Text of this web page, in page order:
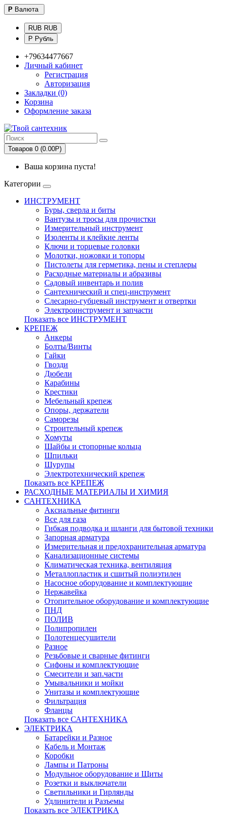
Р Валюта
RUB RUB
Р Рубль
+79634477667
Личный кабинет
Регистрация
Авторизация
Закладки (0)
Корзина
Оформление заказа
Товаров 0 (0.00Р)
Ваша корзина пуста!
Категории
ИНСТРУМЕНТ
Буры, сверла и биты
Вантузы и тросы для прочистки
Измерительный инструмент
Изоленты и клейкие ленты
Ключи и торцевые головки
Молотки, ножовки и топоры
Пистолеты для герметика, пены и степлеры
Расходные материалы и абразивы
Садовый инвентарь и полив
Сантехнический и спец-инструмент
Слесарно-губцевый инструмент и отвертки
Электроинструмент и запчасти
Показать все ИНСТРУМЕНТ
КРЕПЕЖ
Анкеры
Болты/Винты
Гайки
Гвозди
Дюбели
Карабины
Крестики
Мебельный крепеж
Опоры, держатели
Саморезы
Строительный крепеж
Хомуты
Шайбы и стопорные кольца
Шпильки
Шурупы
Электротехнический крепеж
Показать все КРЕПЕЖ
РАСХОДНЫЕ МАТЕРИАЛЫ И ХИМИЯ
САНТЕХНИКА
Аксиальные фитинги
Все для газа
Гибкая подводка и шланги для бытовой техники
Запорная арматура
Измерительная и предохранительная арматура
Канализационные системы
Климатическая техника, вентиляция
Металлопластик и сшитый полиэтилен
Насосное оборудование и комплектующие
Нержавейка
Отопительное оборудование и комплектующие
ПНД
ПОЛИВ
Полипропилен
Полотенцесушители
Разное
Резьбовые и сварные фитинги
Сифоны и комплектующие
Смесители и зап.части
Умывальники и мойки
Унитазы и комплектующие
Фильтрация
Фланцы
Показать все САНТЕХНИКА
ЭЛЕКТРИКА
Батарейки и Разное
Кабель и Монтаж
Коробки
Лампы и Патроны
Модульное оборудование и Щиты
Розетки и выключатели
Светильники и Гирлянды
Удлинители и Разъемы
Показать все ЭЛЕКТРИКА